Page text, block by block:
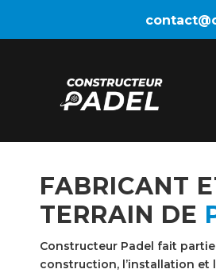
FABRICANT
TERRAIN DE
Constructeur Padel fait
construction, l’installation et